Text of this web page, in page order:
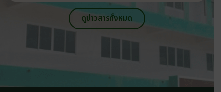
ดูข่าวสารทั้งหมด